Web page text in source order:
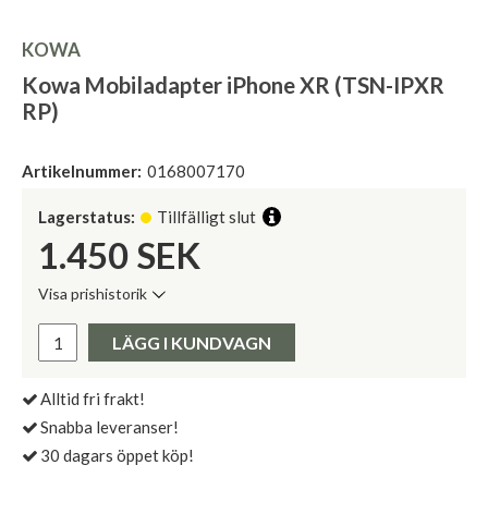
KOWA
Kowa Mobiladapter iPhone XR (TSN-IPXR
RP)
Artikelnummer: 0168007170
Lagerstatus: Tillfälligt slut
1.450 SEK
Visa prishistorik
Pris:
LÄGG I KUNDVAGN
Alltid fri frakt!
Snabba leveranser!
30 dagars öppet köp!